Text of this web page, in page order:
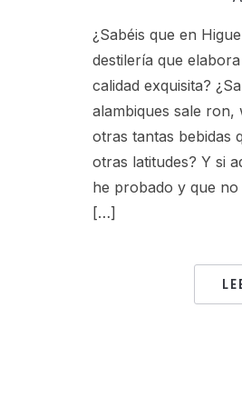
¿Sabéis que en
destilería que
calidad exquisita?
alambiques sale ron,
otras tantas bebidas
otras latitudes? Y si
he probado y que
[…]